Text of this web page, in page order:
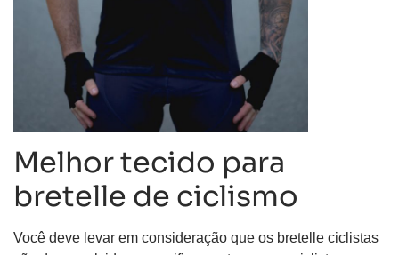
Melhor tecido para
bretelle de ciclismo
Você deve levar em consideração que os bretelle ciclistas